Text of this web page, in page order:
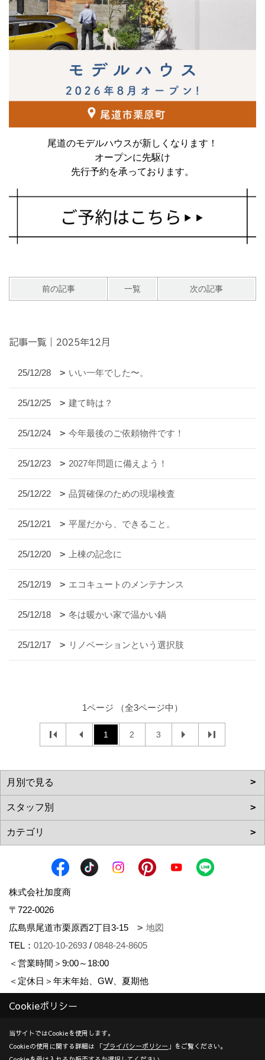
尾道のモデルハウスが新しくなります！
オープンに先駆け
先行予約を承っております。
前の記事 一覧 次の記事
記事一覧｜2025年12月
25/12/28 いい一年でした〜。
25/12/25 建て時は？
25/12/24 今年最後のご依頼物件です！
25/12/23 2027年問題に備えよう！
25/12/22 品質確保のための現場検査
25/12/21 平屋だから、できること。
25/12/20 上棟の記念に
25/12/19 エコキュートのメンテナンス
25/12/18 冬は暖かい家で温かい鍋
25/12/17 リノベーションという選択肢
1ページ （全3ページ中）
1 2 3
株式会社加度商
〒722-0026
広島県尾道市栗原西2丁目3-15
地図
TEL： 0120-10-2693 / 0848-24-8605
＜営業時間＞9:00～18:00
＜定休日＞年末年始、GW、夏期他
建設業許可（一般） 広島県知事(般-7)第14546号 | 宅地建物取
引業者免許 広島県知事(10)第5636号 | 一級建築士事務所登録
Cookieポリシー
当サイトではCookieを使用します。
Cookieの使用に関する詳細は 「プライバシーポリシー 」をご覧ください。